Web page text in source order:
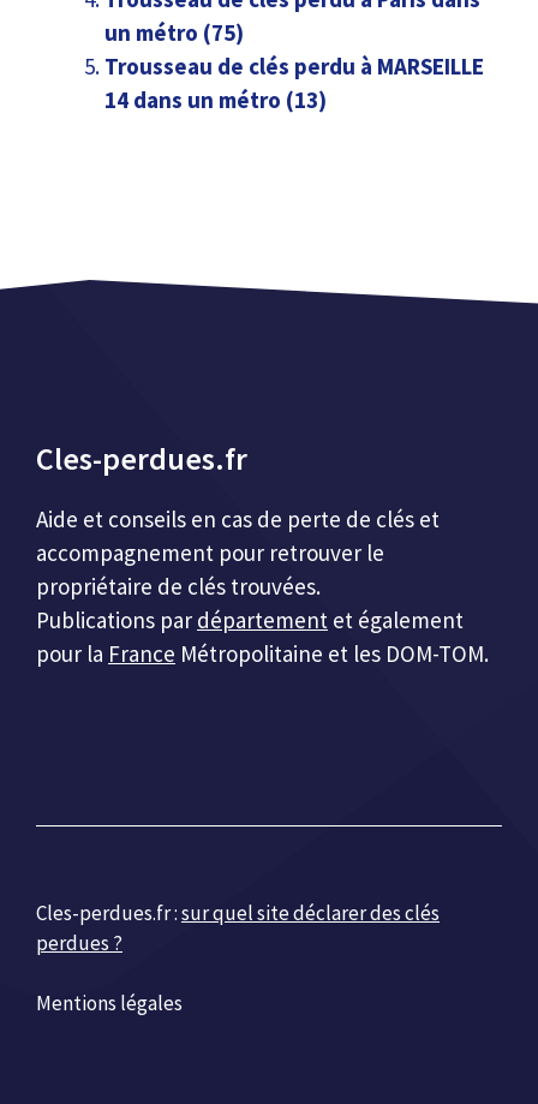
un métro (75)
Trousseau de clés perdu à MARSEILLE
14 dans un métro (13)
Cles-perdues.fr
Aide et conseils en cas de perte de clés et
accompagnement pour retrouver le
propriétaire de clés trouvées.
Publications par département et également
pour la France Métropolitaine et les DOM-TOM.
Cles-perdues.fr :sur quel site déclarer des clés
perdues ?
Mentions légales